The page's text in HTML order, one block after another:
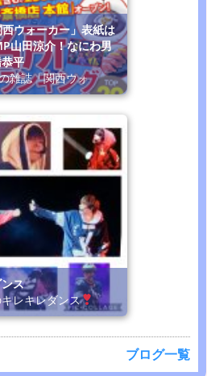
ウォーカー」表紙は
山田涼介！なにわ男
平
雑誌「関西ウォ
ス
レキレダンス
ブログ一覧